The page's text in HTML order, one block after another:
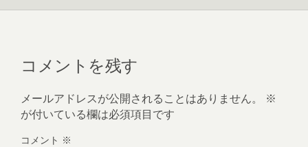
コメントを残す
メールアドレスが公開されることはありません。
※
が付いている欄は必須項目です
コメント ※